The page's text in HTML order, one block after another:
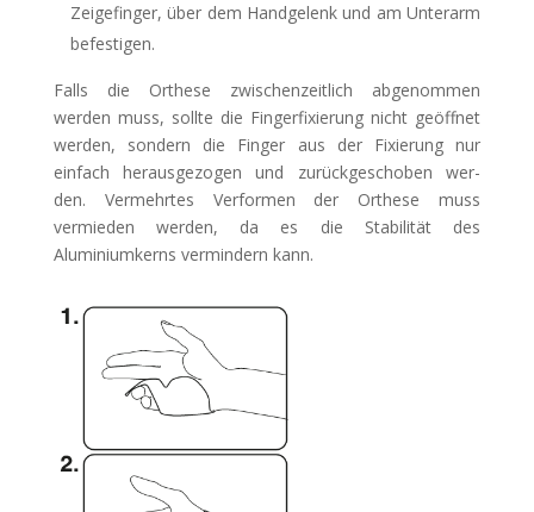
Zeigefinger, über dem Handgelenk und am Unterarm
befestigen.
Falls die Orthese zwischenzeitlich abgenommen
werden muss, sollte die Fingerfixierung nicht geöffnet
werden, sondern die Finger aus der Fixierung nur
einfach herausgezogen und zurückgeschoben wer-
den. Vermehrtes Verformen der Orthese muss
vermieden werden, da es die Stabilität des
Aluminiumkerns vermindern kann.